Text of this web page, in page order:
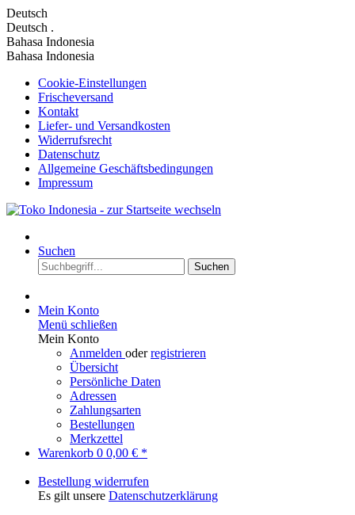
Deutsch
Deutsch .
Bahasa Indonesia
Bahasa Indonesia
Cookie-Einstellungen
Frischeversand
Kontakt
Liefer- und Versandkosten
Widerrufsrecht
Datenschutz
Allgemeine Geschäftsbedingungen
Impressum
Suchen
Suchen
Mein Konto
Menü schließen
Mein Konto
Anmelden oderregistrieren
Übersicht
Persönliche Daten
Adressen
Zahlungsarten
Bestellungen
Merkzettel
Warenkorb 0 0,00 € *
Bestellung widerrufen
Es gilt unsere Datenschutzerklärung